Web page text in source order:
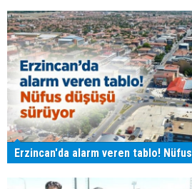
Erzincan'da alarm veren tablo!